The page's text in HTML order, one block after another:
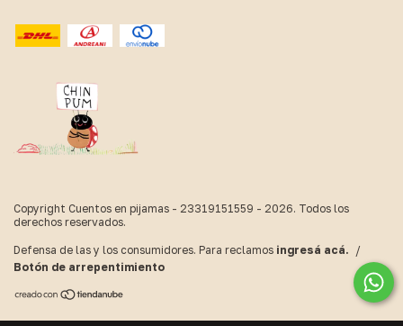
Copyright Cuentos en pijamas - 23319151559 - 2026. Todos los
derechos reservados.
Defensa de las y los consumidores. Para reclamos ingresá acá. /
Botón de arrepentimiento